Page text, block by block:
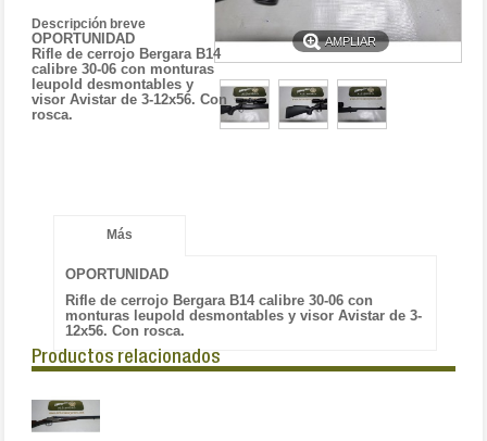
AMPLIAR
Descripción breve
OPORTUNIDAD
Rifle de cerrojo Bergara B14
calibre 30-06 con monturas
leupold desmontables y
visor Avistar de 3-12x56. Con
rosca.
Más
OPORTUNIDAD
Rifle de cerrojo Bergara B14 calibre 30-06 con
monturas leupold desmontables y visor Avistar de 3-
12x56. Con rosca.
Productos relacionados